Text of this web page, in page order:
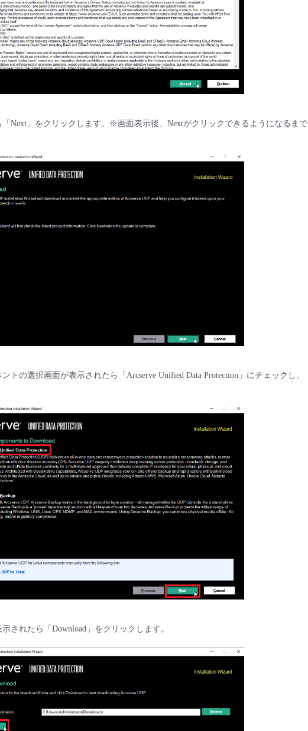
Next」をクリックします。※画面表示後、Nextがクリックできるようになるまで
トの選択画面が表示されたら「Arcserve Unified Data Protection」にチェックし、
されたら「Download」をクリックします。